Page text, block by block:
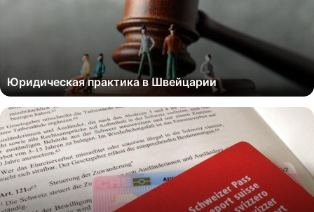
Юридическая практика в Швейцарии